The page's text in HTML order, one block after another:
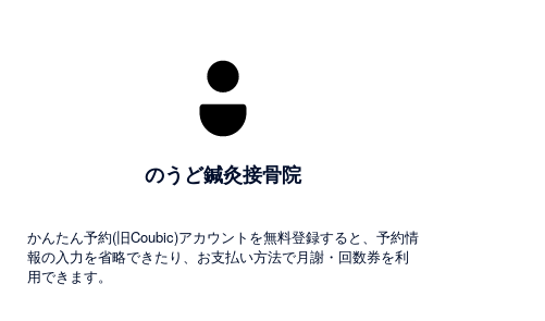
のうど鍼灸接骨院
かんたん予約(旧Coubic)アカウントを無料登録すると、予約情
報の入力を省略できたり、お支払い方法で月謝・回数券を利
用できます。